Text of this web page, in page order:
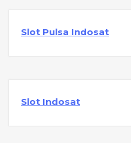
Slot Pulsa Indosat
Slot Indosat